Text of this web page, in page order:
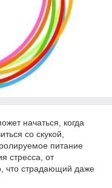
начаться, когда
со скукой,
питание
стресса, от
что страдающий даже